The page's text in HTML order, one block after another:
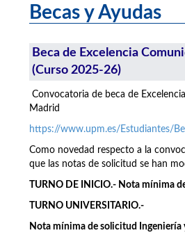
Becas y Ayudas
Beca de Excelencia
(Curso 2025-26)
Convocatoria de beca de
Madrid
https://www.upm.es/Estudiantes/
Como novedad respecto a la
que las notas de solicitud se han
TURNO DE INICIO.- Nota mínima
TURNO UNIVERSITARIO.-
Nota mínima de solicitud